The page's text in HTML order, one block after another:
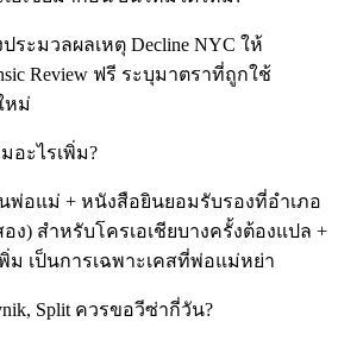
ะมวลผลเหตุ Decline NYC ให้
Review ฟรี ระบุมาตราที่ถูกใช้
หม่
อะไรเพิ่ม?
พ่อแม่ + หนังสือยินยอมรับรองที่อำเภอ
ง) สำหรับโครเอเชียบางครั้งต้องแปล +
ม เป็นการเฉพาะเคสที่พ่อแม่หย่า
Split ควรขอวีซ่ากี่วัน?